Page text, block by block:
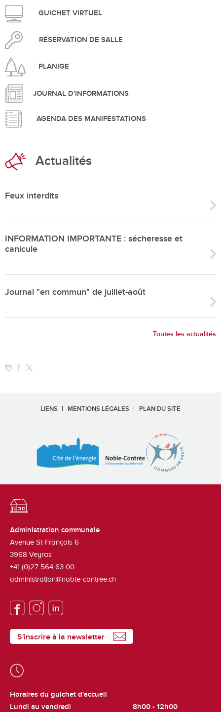
GUICHET VIRTUEL
RÉSERVATION DE SALLE
PLANIGE
JOURNAL D'INFORMATIONS
AGENDA DES MANIFESTATIONS
Actualités
Feux interdits
INFORMATION IMPORTANTE : sécheresse et
canicule
Journal "en commun" de juillet-août
Toutes les actualités
LIENS MENTIONS LÉGALES PLAN DU SITE
Administration communale
Avenue St-François 6
3968 Veyras
+41 (0)27 564 63 00
administration@noble-contree.ch
S'inscrire à la newsletter
Horaires du guichet d'accueil
Lundi au vendredi
8h00 - 12h00